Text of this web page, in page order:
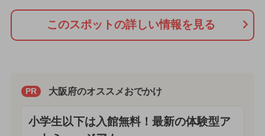
このスポットの詳しい情報を見る
PR 大阪府のオススメおでかけ
小学生以下は入館無料！最新の体験型ア